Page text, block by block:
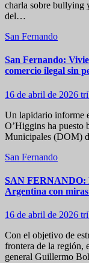
charla sobre bullying
del…
San Fernando
San Fernando:
comercio ilegal sin
16 de abril de 2026
Un lapidario informe
O’Higgins ha puesto
Municipales (DOM)
San Fernando
SAN FERNANDO:
Argentina con
16 de abril de 2026
Con el objetivo de
frontera de la región,
general Guillermo